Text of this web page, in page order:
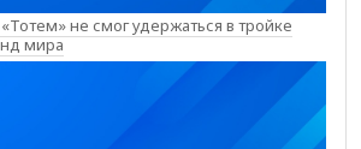
не смог удержаться в тройке
мира